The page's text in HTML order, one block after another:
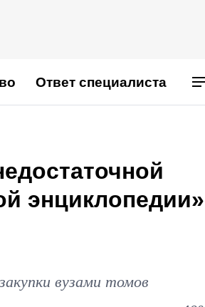
Ответ специалиста
энциклопедии»
вузами томов